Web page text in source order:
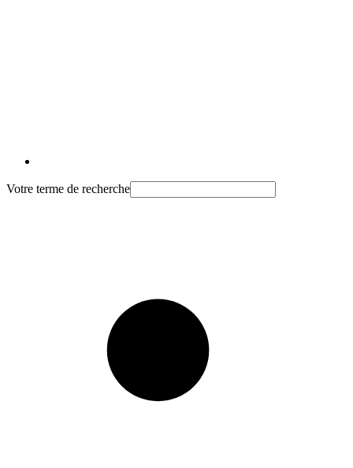
Votre terme de recherche